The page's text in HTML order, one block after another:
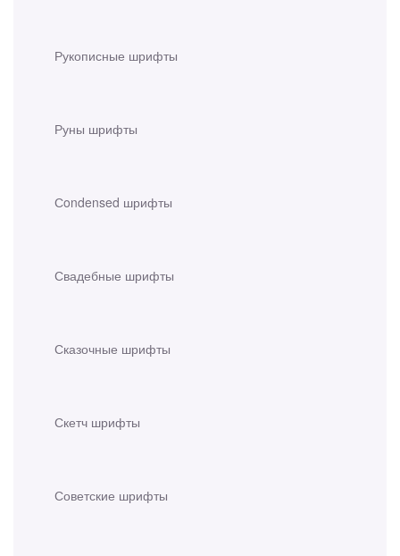
Рукописные шрифты
Руны шрифты
Сondensed шрифты
Свадебные шрифты
Сказочные шрифты
Скетч шрифты
Советские шрифты